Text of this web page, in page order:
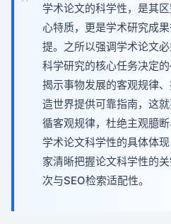
学术论文的科学性，是其
心特质，更是学术研究成
提。之所以强调学术论文
科学研究的核心任务决定
揭示事物发展的客观规律
造世界提供可靠指南，这
循客观规律，杜绝主观臆
学术论文科学性的具体体
家清晰把握论文科学性的
次与SEO检索适配性。